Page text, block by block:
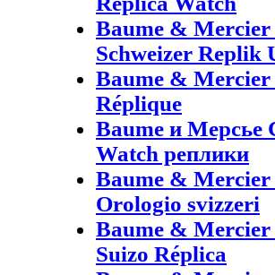
Baume &
Schweizer Replik
Baume &
Réplique
Baume и Мерсье
Watch реплики
Baume &
Orologio svizzeri
Baume &
Suizo Réplica